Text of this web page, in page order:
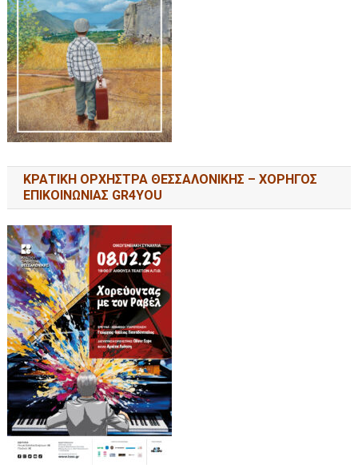
ΚΡΑΤΙΚΗ ΟΡΧΗΣΤΡΑ ΘΕΣΣΑΛΟΝΙΚΗΣ – ΧΟΡΗΓΟΣ
ΕΠΙΚΟΙΝΩΝΙΑΣ GR4YOU